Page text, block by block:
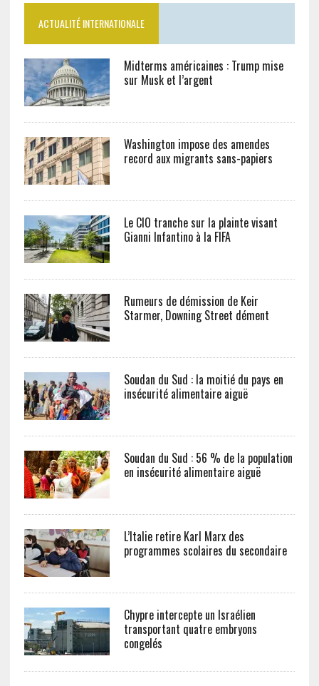
ACTUALITÉ INTERNATIONALE
Midterms américaines : Trump mise
sur Musk et l’argent
Washington impose des amendes
record aux migrants sans-papiers
Le CIO tranche sur la plainte visant
Gianni Infantino à la FIFA
Rumeurs de démission de Keir
Starmer, Downing Street dément
Soudan du Sud : la moitié du pays en
insécurité alimentaire aiguë
Soudan du Sud : 56 % de la population
en insécurité alimentaire aiguë
L’Italie retire Karl Marx des
programmes scolaires du secondaire
Chypre intercepte un Israélien
transportant quatre embryons
congelés